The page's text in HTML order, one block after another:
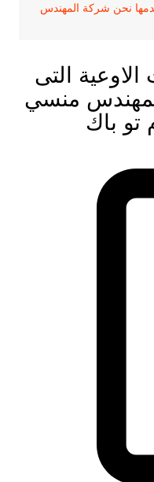
نحن شركة المهندس
التى
منسي
تو باك